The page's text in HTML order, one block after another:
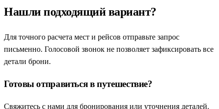
является ошеломляющий Сеул(встречается также ошибочное
написание туристов какСейл ). Столица Южной Кореи
поражает своим масштабом и контрастами. В рамках
дворцы династии Чосон, среди которых величественный
Нашли подходящий вариант?
Для точного расчета мест и рейсов отправьте запрос
письменно. Голосовой звонок не позволяет зафиксировать все
детали брони.
Готовы отправиться в путешествие?
Свяжитесь с нами для бронирования или уточнения деталей.